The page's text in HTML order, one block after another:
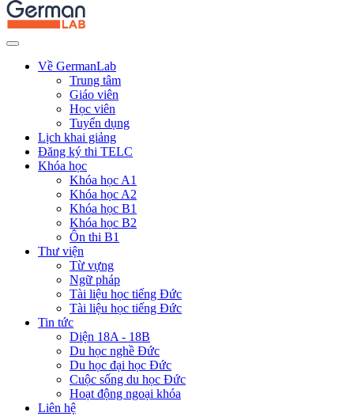
Về GermanLab
Trung tâm
Giáo viên
Học viên
Tuyển dụng
Lịch khai giảng
Đăng ký thi TELC
Khóa học
Khóa học A1
Khóa học A2
Khóa học B1
Khóa học B2
Ôn thi B1
Thư viện
Từ vựng
Ngữ pháp
Tài liệu học tiếng Đức
Tài liệu học tiếng Đức
Tin tức
Diện 18A - 18B
Du học nghề Đức
Du học đại học Đức
Cuộc sống du học Đức
Hoạt động ngoại khóa
Liên hệ